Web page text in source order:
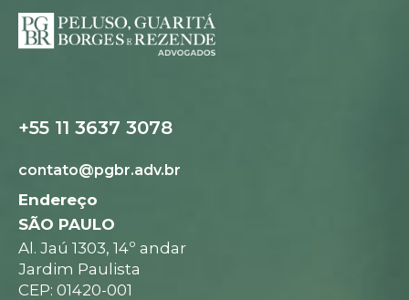
+55 11 3637 3078
contato@pgbr.adv.br
Endereço
SÃO PAULO
Al. Jaú 1303, 14º andar
Jardim Paulista
CEP: 01420-001